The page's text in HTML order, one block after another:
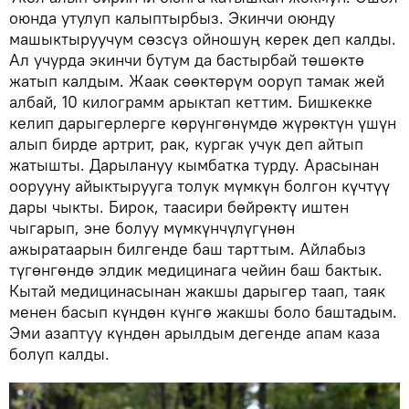
оюнда утулуп калыптырбыз. Экинчи оюнду
машыктыруучум сөзсүз ойношуң керек деп калды.
Ал учурда экинчи бутум да бастырбай төшөктө
жатып калдым. Жаак сөөктөрүм ооруп тамак жей
албай, 10 килограмм арыктап кеттим. Бишкекке
келип дарыгерлерге көрүнгөнүмдө жүрөктүн үшүн
алып бирде артрит, рак, кургак учук деп айтып
жатышты. Дарылануу кымбатка турду. Арасынан
оорууну айыктырууга толук мүмкүн болгон күчтүү
дары чыкты. Бирок, таасири бөйрөктү иштен
чыгарып, эне болуу мүмкүнчүлүгүнөн
ажыратаарын билгенде баш тарттым. Айлабыз
түгөнгөндө элдик медицинага чейин баш бактык.
Кытай медицинасынан жакшы дарыгер таап, таяк
менен басып күндөн күнгө жакшы боло баштадым.
Эми азаптуу күндөн арылдым дегенде апам каза
болуп калды.